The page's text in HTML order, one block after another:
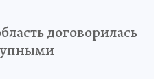
договорилась